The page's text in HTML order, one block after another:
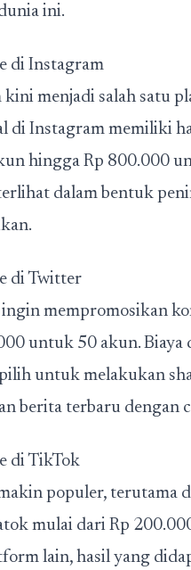
ini.
di Instagram
menjadi salah satu
di Instagram memiliki
hingga Rp 800.000
dalam bentuk
di Twitter
mempromosikan
untuk 50 akun.
untuk melakukan
berita terbaru dengan
di TikTok
populer, terutama
mulai dari Rp
lain, hasil yang